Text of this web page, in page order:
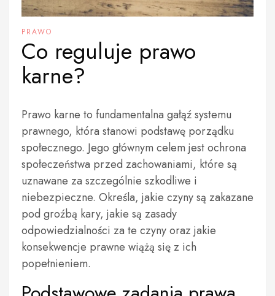
PRAWO
Co reguluje prawo
karne?
Prawo karne to fundamentalna gałąź systemu
prawnego, która stanowi podstawę porządku
społecznego. Jego głównym celem jest ochrona
społeczeństwa przed zachowaniami, które są
uznawane za szczególnie szkodliwe i
niebezpieczne. Określa, jakie czyny są zakazane
pod groźbą kary, jakie są zasady
odpowiedzialności za te czyny oraz jakie
konsekwencje prawne wiążą się z ich
popełnieniem.